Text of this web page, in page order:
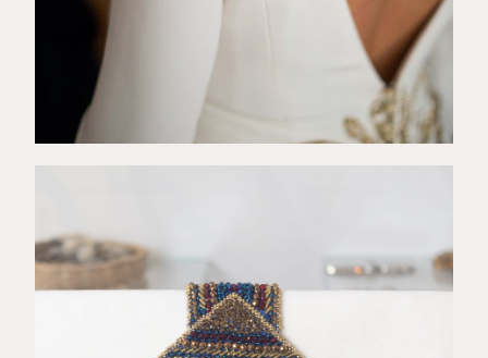
€87,00